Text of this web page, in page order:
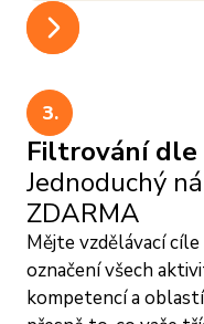
Slide 1 of 6.
3.
Filtrování dle
Jednoduchý
ZDARMA
Mějte vzdělávací
označení všech
kompetencí a